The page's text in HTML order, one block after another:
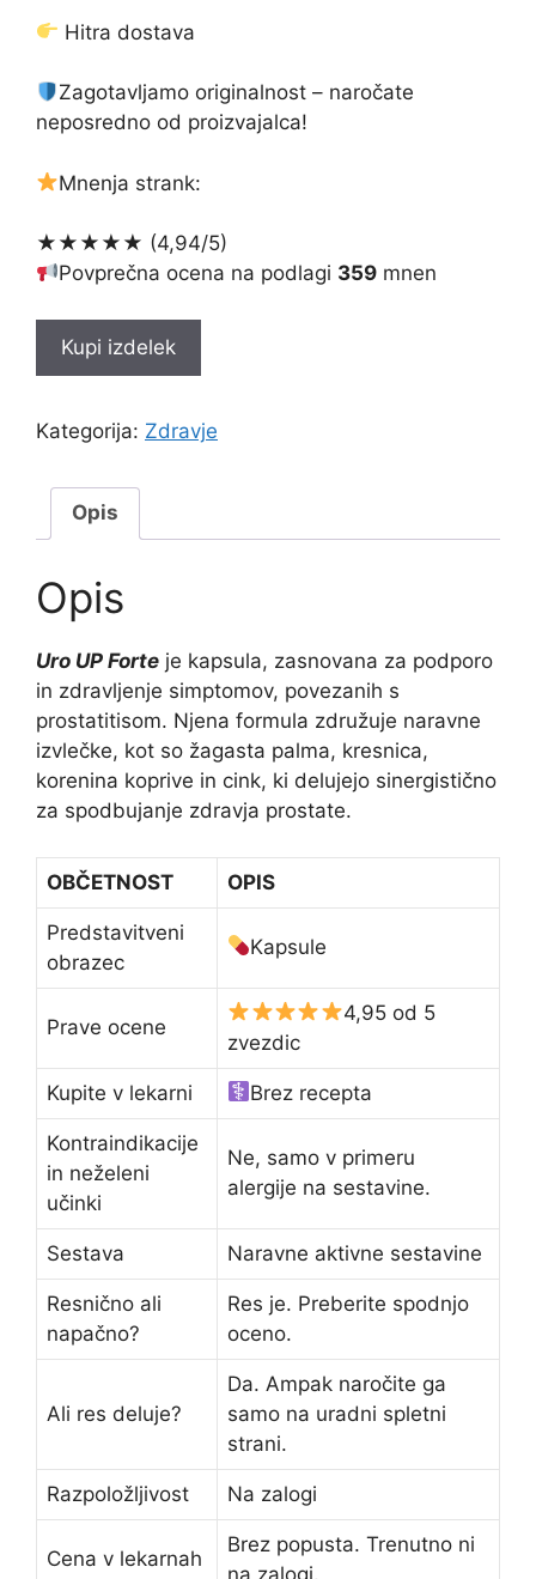
Hitra dostava
Zagotavljamo originalnost – naročate
neposredno od proizvajalca!
Mnenja strank:
★★★★★ (4,94/5)
Povprečna ocena na podlagi 359 mnen
Kupi izdelek
Kategorija: Zdravje
Opis
Opis
Uro UP Forte je kapsula, zasnovana za podporo
in zdravljenje simptomov, povezanih s
prostatitisom. Njena formula združuje naravne
izvlečke, kot so žagasta palma, kresnica,
korenina koprive in cink, ki delujejo sinergistično
za spodbujanje zdravja prostate.
OBČETNOST OPIS
Predstavitveni
obrazec
Kapsule
Prave ocene
4,95 od 5
zvezdic
Kupite v lekarni Brez recepta
Kontraindikacije
in neželeni
učinki
Ne, samo v primeru
alergije na sestavine.
Sestava Naravne aktivne sestavine
Resnično ali
napačno?
Res je. Preberite spodnjo
oceno.
Ali res deluje?
Da. Ampak naročite ga
samo na uradni spletni
strani.
Razpoložljivost Na zalogi
Cena v lekarnah
Brez popusta. Trenutno ni
na zalogi.